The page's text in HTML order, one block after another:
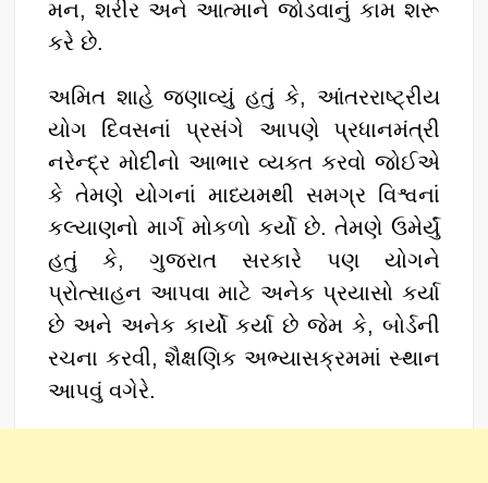
મન, શરીર અને આત્માને જોડવાનું કામ શરૂ
કરે છે.
અમિત શાહે જણાવ્યું હતું કે, આંતરરાષ્ટ્રીય
યોગ દિવસનાં પ્રસંગે આપણે પ્રધાનમંત્રી
નરેન્દ્ર મોદીનો આભાર વ્યક્ત કરવો જોઈએ
કે તેમણે યોગનાં માધ્યમથી સમગ્ર વિશ્વનાં
કલ્યાણનો માર્ગ મોકળો કર્યો છે. તેમણે ઉમેર્યું
હતું કે, ગુજરાત સરકારે પણ યોગને
પ્રોત્સાહન આપવા માટે અનેક પ્રયાસો કર્યા
છે અને અનેક કાર્યો કર્યા છે જેમ કે, બોર્ડની
રચના કરવી, શૈક્ષણિક અભ્યાસક્રમમાં સ્થાન
આપવું વગેરે.